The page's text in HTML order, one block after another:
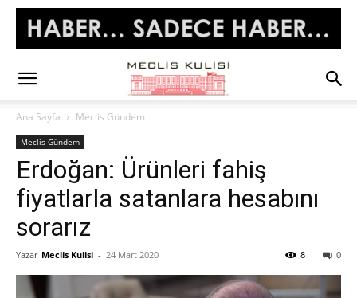
Ana Sayfa Meclis Gündem
Meclis Gündem
Erdoğan: Ürünleri fahiş
fiyatlarla satanlara hesabını
sorarız
Yazar Meclis Kulisi - 24 Mart 2020 0
8